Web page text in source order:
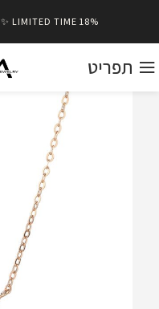
18% OFF • USE CODE
✨ LIMITED TIME
תפריט